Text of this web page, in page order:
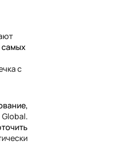
самых
с
.